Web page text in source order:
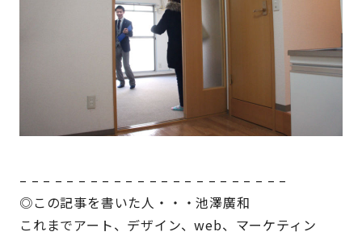
– – – – – – – – – – – – – – – – – – – – – – –
◎この記事を書いた人・・・池澤廣和
これまでアート、デザイン、web、マーケティン